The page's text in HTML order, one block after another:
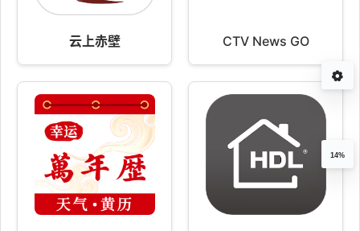
云上赤壁 CTV News GO
14%